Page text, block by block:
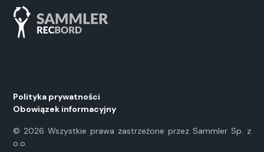
©2026 Wszystkie prawa zastrzeżone przez Sammler Sp. z
o.o.
Polityka prywatności
Obowiązek informacyjny